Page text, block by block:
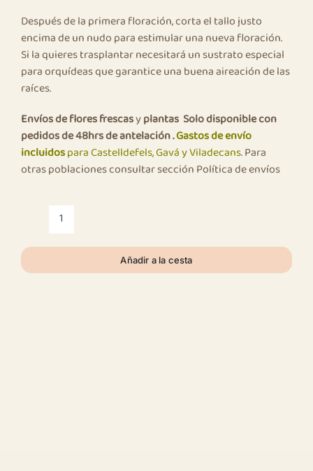
Después de la primera floración, corta el tallo justo
encima de un nudo para estimular una nueva floración.
Si la quieres trasplantar necesitará un sustrato especial
para orquídeas que garantice una buena aireación de las
raíces.
Envíos de flores frescasyplantas Solo disponible con
pedidos de 48hrs de antelación .Gastos de envío
incluidospara Castelldefels, Gavá y Viladecans. Para
otras poblaciones consultar sección Política de envíos
Orquidea
phalaenopsis
con
Añadir a la cesta